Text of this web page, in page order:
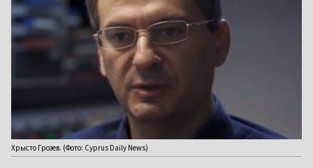
Хрысто Грозев. (Фото: Cyprus Daily News)